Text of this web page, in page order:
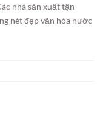
nhà sản xuất tận
nét đẹp văn hóa nước